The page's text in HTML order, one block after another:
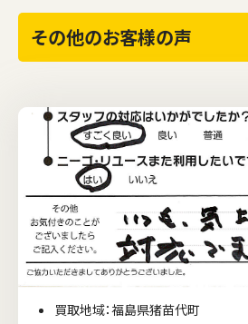
その他のお客様の声
買取地域：福島県猪苗代町